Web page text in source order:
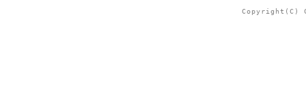
Copyright(C)